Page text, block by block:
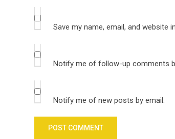
Save my name, email, and
Notify me of follow-up comments
Notify me of new posts by email.